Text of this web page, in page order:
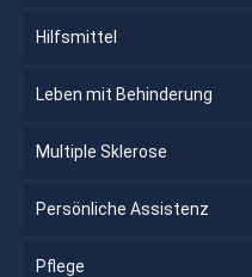
Hilfsmittel
Leben mit Behinderung
Multiple Sklerose
Persönliche Assistenz
Pflege